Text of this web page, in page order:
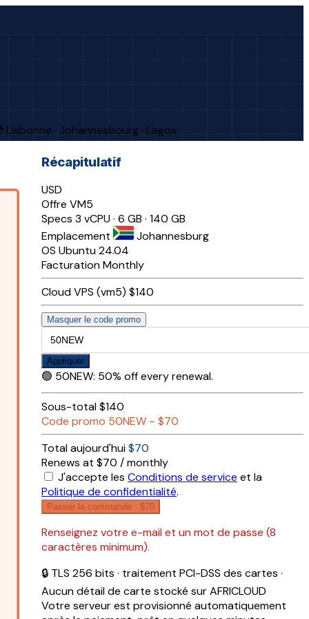
Lisbonne · Johannesbourg · Lagos
Récapitulatif
USD
Offre VM5
Specs 3 vCPU · 6 GB · 140 GB
Emplacement
Johannesburg
OS Ubuntu 24.04
FacturationMonthly
Cloud VPS (vm5) $140
Masquer le code promo
Appliquer
🟢 50NEW: 50% off every renewal.
Sous-total$140
Code promo 50NEW − $70
Total aujourd'hui$70
Renews at $70 / monthly
J'accepte les Conditions de service et la
Politique de confidentialité.
Passer la commande · $70
Renseignez votre e-mail et un mot de passe (8
caractères minimum).
🔒 TLS 256 bits · traitement PCI-DSS des cartes ·
Aucun détail de carte stocké sur AFRICLOUD
Votre serveur est provisionné automatiquement